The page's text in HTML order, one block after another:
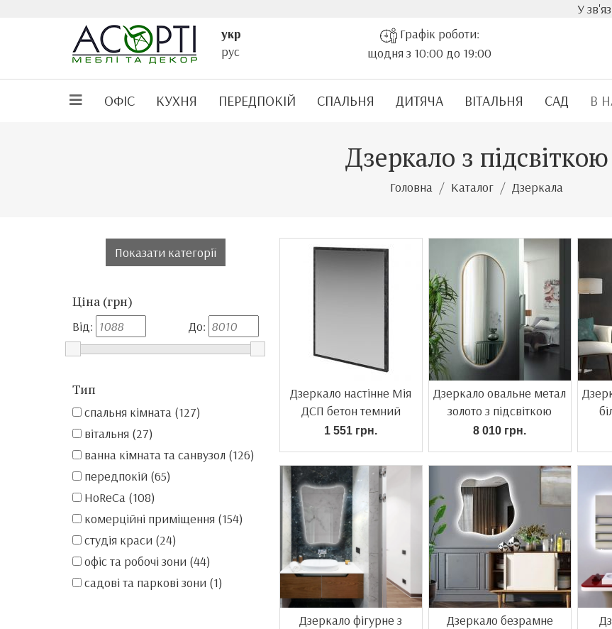
У зв'язку з
укр
рус
Графік роботи:
щодня з 10:00 до 19:00
ОФІС КУХНЯ ПЕРЕДПОКІЙ СПАЛЬНЯ ДИТЯЧА ВІТАЛЬНЯ САД В
Дзеркало з підсвіткою
Головна Каталог Дзеркала
Показати категорії
Ціна (грн)
Від: До:
Тип
спальня кімната (127)
вітальня (27)
ванна кімната та санвузол (126)
передпокій (65)
HoReCa (108)
комерційні приміщення (154)
студія краси (24)
офіс та робочі зони (44)
садові та паркові зони (1)
Дзеркало настінне Мія
ДСП бетон темний
1 551 грн.
Дзеркало овальне метал
золото з підсвіткою
8 010 грн.
Дзеркало фігурне з
Дзеркало безрамне